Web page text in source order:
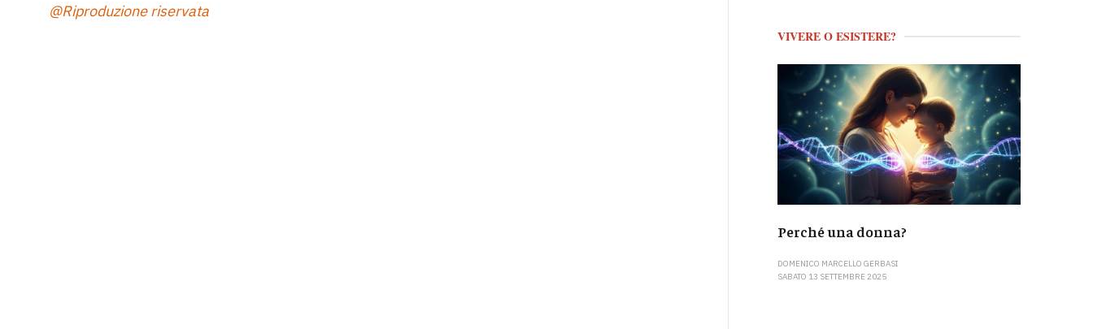
@Riproduzione riservata
VIVERE O ESISTERE?
Perché una donna?
DOMENICO MARCELLO GERBASI
SABATO 13 SETTEMBRE 2025